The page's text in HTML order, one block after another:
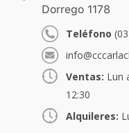
Dorrego 1178
Teléfono
Ventas: Lun
12:30
Alquileres: